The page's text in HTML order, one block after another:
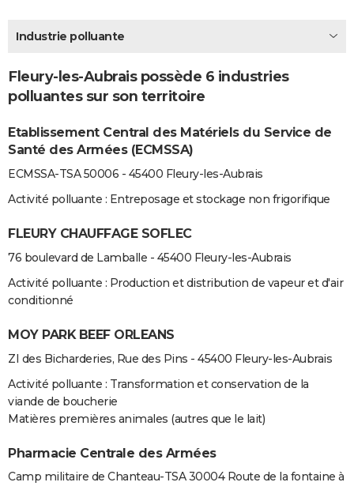
BONS PLANS
Carte de Noël
Carte Bonne année
Carte Saint-Valentin
Carte Pâques
Carte d'anniversaire
DICTIONNAIRE
Dictionnaire
Biographies
Citations
Expressions
Proverbes
PROGRAMME TV
S'inscrire
Se connecter
Lycées
Collèges
Primaires
Universités
Entreprises
Service militaire
Avis de recherche
Bricolage
Lifestyle
Culture
Sport
Auto
Television
Voyage
Cinema
Industrie polluante
Fleury-les-Aubrais possède 6 industries
polluantes sur son territoire
Etablissement Central des Matériels du Service de
Santé des Armées (ECMSSA)
ECMSSA-TSA 50006 - 45400 Fleury-les-Aubrais
Activité polluante : Entreposage et stockage non frigorifique
FLEURY CHAUFFAGE SOFLEC
76 boulevard de Lamballe - 45400 Fleury-les-Aubrais
Activité polluante : Production et distribution de vapeur et d'air
conditionné
MOY PARK BEEF ORLEANS
ZI des Bicharderies, Rue des Pins - 45400 Fleury-les-Aubrais
Activité polluante : Transformation et conservation de la
viande de boucherie
Matières premières animales (autres que le lait)
Pharmacie Centrale des Armées
Camp militaire de Chanteau-TSA 30004 Route de la fontaine à